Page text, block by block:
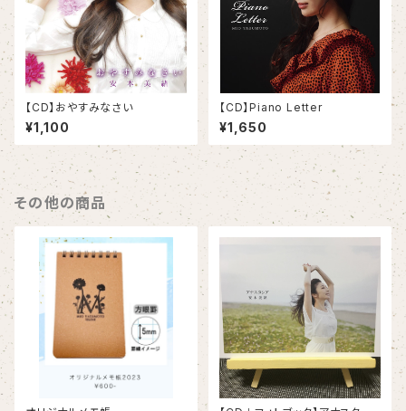
【CD】おやすみなさい
¥1,100
【CD】Piano Letter
¥1,650
その他の商品